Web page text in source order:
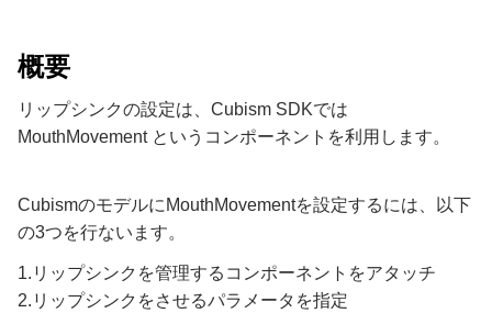
概要
リップシンクの設定は、Cubism SDKでは
MouthMovement というコンポーネントを利用します。
CubismのモデルにMouthMovementを設定するには、以下
の3つを行ないます。
1.リップシンクを管理するコンポーネントをアタッチ
2.リップシンクをさせるパラメータを指定